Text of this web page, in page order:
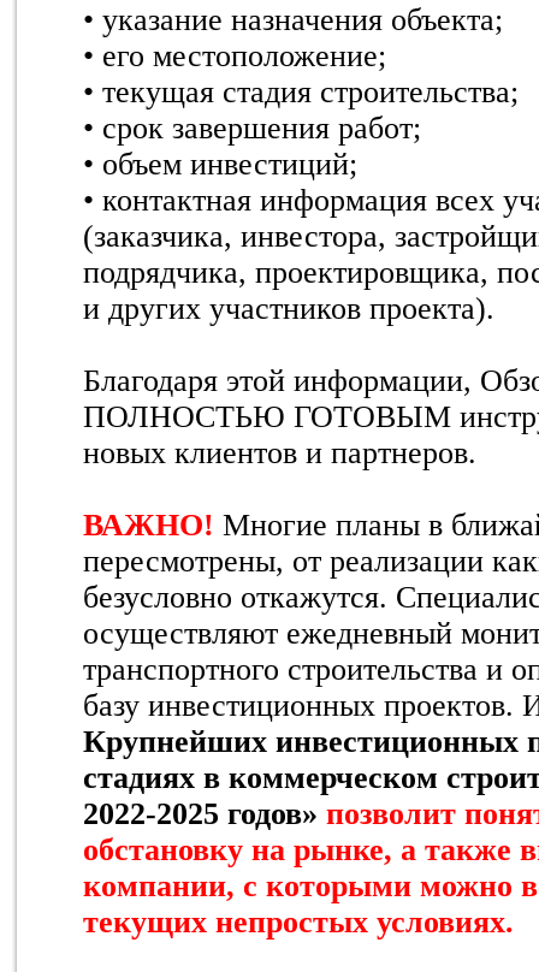
• указание назначения объекта;
• его местоположение;
• текущая стадия строительства;
• срок завершения работ;
• объем инвестиций;
• контактная информация всех
(заказчика, инвестора,
подрядчика, проектировщика,
и других участников проекта).
Благодаря этой информации,
ПОЛНОСТЬЮ ГОТОВЫМ
новых клиентов и партнеров.
ВАЖНО! Многие планы в
пересмотрены, от реализации
безусловно откажутся.
осуществляют ежедневный
транспортного строительства и
базу инвестиционных
Крупнейших инвестиционных
стадиях в коммерческом
2022-2025 годов» позволит
обстановку на рынке, а также
компании, с которыми можно
текущих непростых условиях.